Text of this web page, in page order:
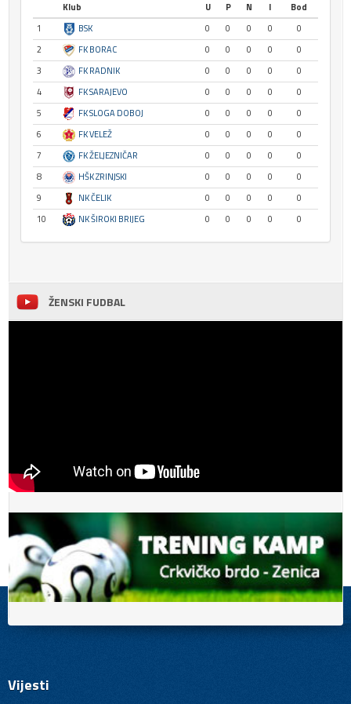
Klub U P N I
Bod
1
BSK 0 0 0 0
0
2
FK BORAC 0 0 0 0
0
3
FK RADNIK 0 0 0 0
0
4
FK SARAJEVO 0 0 0 0
0
5
FK SLOGA DOBOJ 0 0 0 0
0
6
FK VELEŽ 0 0 0 0
0
7
FK ŽELJEZNIČAR 0 0 0 0
0
8
HŠK ZRINJSKI 0 0 0 0
0
9
NK ČELIK 0 0 0 0
0
10
NK ŠIROKI BRIJEG 0 0 0 0 0
ŽENSKI FUDBAL
Vijesti